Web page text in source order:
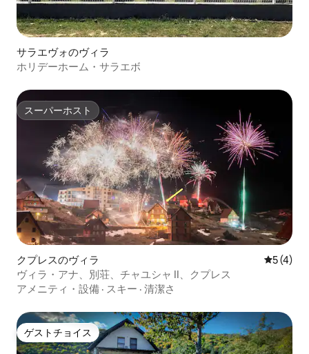
サラエヴォのヴィラ
ホリデーホーム・サラエボ
スーパーホスト
スーパーホスト
クプレスのヴィラ レビュー
5 (4)
ヴィラ・アナ、別荘、チャユシャ II、クプレス
アメニティ・設備 · スキー · 清潔さ
ゲストチョイス
ゲストチョイス